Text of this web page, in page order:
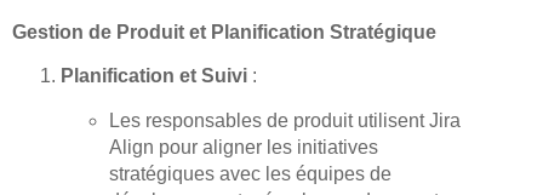
Gestion de Produit et Planification Stratégique
Planification et Suivi :
Les responsables de produit utilisent Jira
Align pour aligner les initiatives
stratégiques avec les équipes de